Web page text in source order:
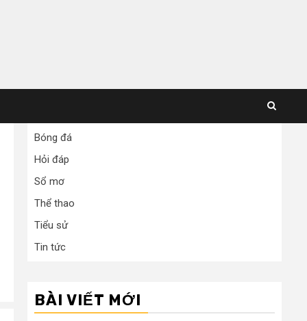
Bóng đá
Hỏi đáp
Sổ mơ
Thể thao
Tiểu sử
Tin tức
BÀI VIẾT MỚI